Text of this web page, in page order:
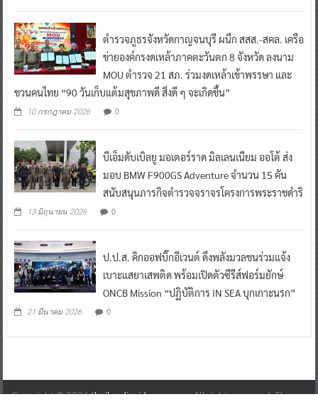
ตำรวจภูธรจังหวัดกาญจนบุรี ผนึก สสส.-สคล. เครือ
ข่ายองค์กรงดเหล้าภาคตะวันตก 8 จังหวัด ลงนาม
MOU ตำรวจ 21 สภ. ร่วมงดเหล้าเข้าพรรษา และ
ชวนคนไทย “90 วันเก็บแต้มสุขภาพดี สิ่งดี ๆ จะเกิดขึ้น”
10 กรกฎาคม 2026 0
บีเอ็มดับเบิลยู มอเตอร์ราด มิลเลนเนียม ออโต้ ส่ง
มอบ BMW F900GS Adventure จำนวน 15 คัน
สนับสนุนภารกิจตำรวจจราจรโครงการพระราชดำริ
13 มิถุนายน 2026 0
ป.ป.ส. คิกออฟบิ๊กอีเวนต์ ดึงพลังมวลชนร่วมแจ้ง
เบาะแสยาเสพติด พร้อมเปิดตัวซีรีส์ฟอร์มยักษ์
ONCB Mission “ปฏิบัติการ IN SEA บุกเกาะนรก”
21 มีนาคม 2026 0
Copyright © 2026thailandinsidenew.com. All rights reserved. Theme: